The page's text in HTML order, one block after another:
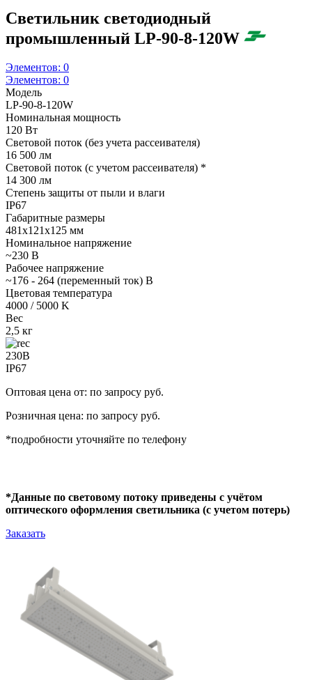
Светильник светодиодный
промышленный LP-90-8-120W
Элементов: 0
Элементов: 0
Модель
LP-90-8-120W
Номинальная мощность
120 Вт
Световой поток (без учета рассеивателя)
16 500 лм
Световой поток (с учетом рассеивателя) *
14 300 лм
Степень защиты от пыли и влаги
IP67
Габаритные размеры
481х121х125 мм
Номинальное напряжение
~230 В
Рабочее напряжение
~176 - 264 (переменный ток) В
Цветовая температура
4000 / 5000 K
Вес
2,5 кг
230В
IP67
Оптовая цена от: по запросу руб.
Розничная цена: по запросу руб.
*подробности уточняйте по телефону
*Данные по световому потоку приведены с учётом
оптического оформления светильника (с учетом потерь)
Заказать